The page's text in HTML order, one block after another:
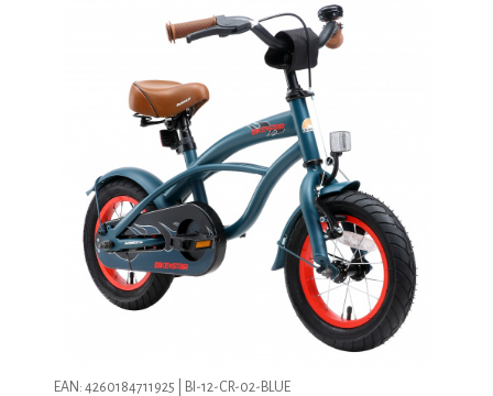
EAN: 4260184711925 | BI-12-CR-02-BLUE